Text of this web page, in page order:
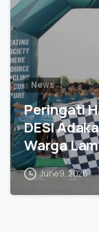
News
Peringati
DESI
Warga
June 9, 2026